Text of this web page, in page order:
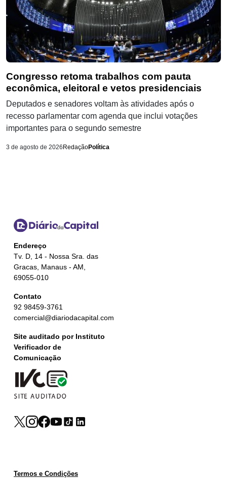
Congresso retoma trabalhos com pauta
econômica, eleitoral e vetos presidenciais
Deputados e senadores voltam às atividades após o
recesso parlamentar com agenda que inclui votações
importantes para o segundo semestre
3 de agosto de 2026 RedaçãoPolítica
Endereço
Tv. D, 14 - Nossa Sra. das
Gracas, Manaus - AM,
69055-010
Contato
92 98459-3761
comercial@diariodacapital.com
Site auditado por Instituto
Verificador de
Comunicação
Termos e Condições